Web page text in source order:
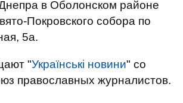
в Оболонском районе
Покровского собора по
5а.
"Українські новини" со
православных журналистов.